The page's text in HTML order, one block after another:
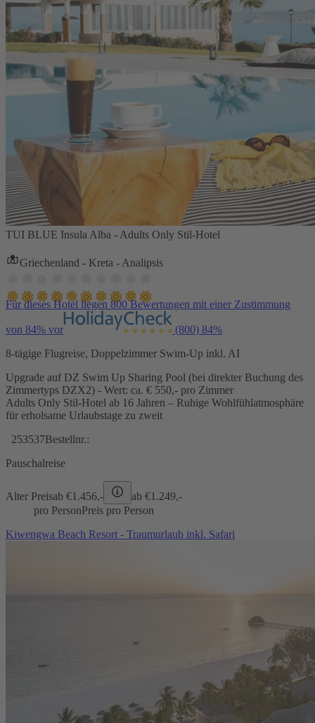
TUI BLUE Insula Alba - Adults Only Stil-Hotel
Griechenland - Kreta - Analipsis
Für dieses Hotel liegen 800 Bewertungen mit einer Zustimmung
von 84% vor (800) 84%
8-tägige Flugreise, Doppelzimmer Swim-Up inkl. AI
Upgrade auf DZ Swim Up Sharing Pool (bei direkter Buchung des
Zimmertyps DZX2) - Wert: ca. € 550,- pro Zimmer
Adults Only Stil-Hotel ab 16 Jahren – Ruhige Wohlfühlatmosphäre
für erholsame Urlaubstage zu zweit
253537Bestellnr.:
Pauschalreise
Alter Preisab €1.456,- ab €1.249,-
pro PersonPreis pro Person
Kiwengwa Beach Resort - Traumurlaub inkl. Safari